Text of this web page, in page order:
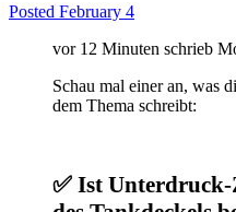
Posted February 4
vor 12 Minuten schrieb
Schau mal einer an, was
dem Thema schreibt:
✅ Ist